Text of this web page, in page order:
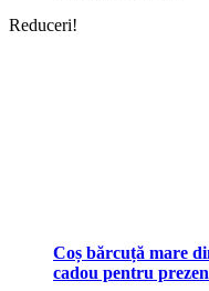
Reduceri!
Coș bărcuță mare
cadou pentru